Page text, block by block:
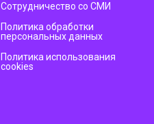
Сотрудничество со СМИ
Политика обработки
персональных данных
Политика использования
cookies